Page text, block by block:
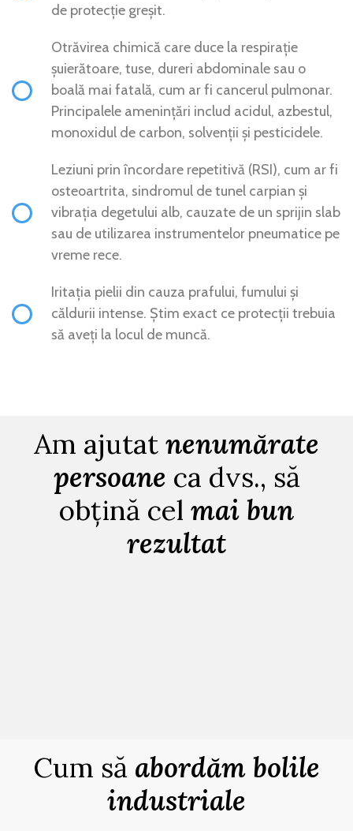
de protecție greșit.
Otrăvirea chimică care duce la respirație
șuierătoare, tuse, dureri abdominale sau o
boală mai fatală, cum ar fi cancerul pulmonar.
Principalele amenințări includ acidul, azbestul,
monoxidul de carbon, solvenții și pesticidele.
Leziuni prin încordare repetitivă (RSI), cum ar fi
osteoartrita, sindromul de tunel carpian și
vibrația degetului alb, cauzate de un sprijin slab
sau de utilizarea instrumentelor pneumatice pe
vreme rece.
Iritația pielii din cauza prafului, fumului și
căldurii intense. Știm exact ce protecții trebuia
să aveți la locul de muncă.
Am ajutat nenumărate
persoane ca dvs., să
obțină cel mai bun
rezultat
Cum să abordăm bolile
industriale